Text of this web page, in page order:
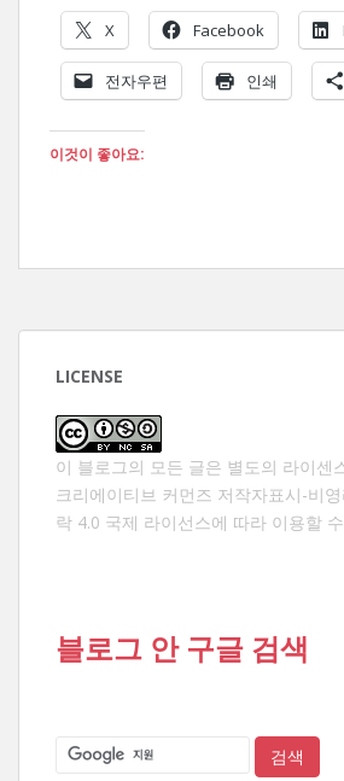
X Facebook
전자우편 인쇄
이것이 좋아요:
LICENSE
이 블로그의 모든 글은 별도의 라이센
크리에이티브 커먼즈 저작자표시-비
락 4.0 국제 라이선스에 따라 이용할
블로그 안 구글 검색